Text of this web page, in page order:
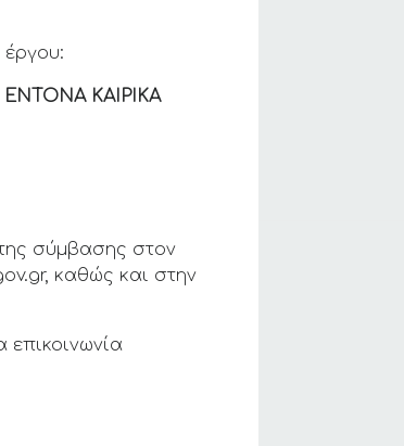
ΚΑΙΡΙΚΑ
σύμβασης στον
καθώς και στην
επικοινωνία